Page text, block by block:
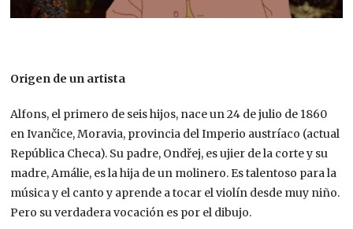
Origen de un artista
Alfons, el primero de seis hijos, nace un 24 de julio de 1860
en Ivančice, Moravia, provincia del Imperio austríaco (actual
República Checa). Su padre, Ondřej, es ujier de la corte y su
madre, Amálie, es la hija de un molinero. Es talentoso para la
música y el canto y aprende a tocar el violín desde muy niño.
Pero su verdadera vocación es por el dibujo.